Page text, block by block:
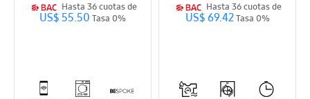
Hasta 36 cuotas de
US$ 55.50Tasa 0%
Hasta 36 cuotas de
US$ 69.42Tasa 0%